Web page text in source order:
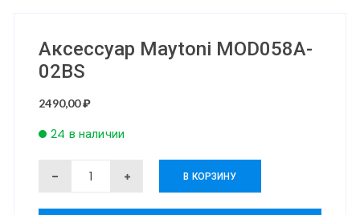
Аксессуар Maytoni MOD058A-
02BS
2490,00₽
24 в наличии
Количество
В КОРЗИНУ